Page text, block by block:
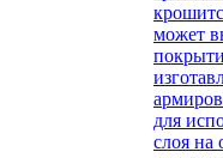
может
для
слоя на